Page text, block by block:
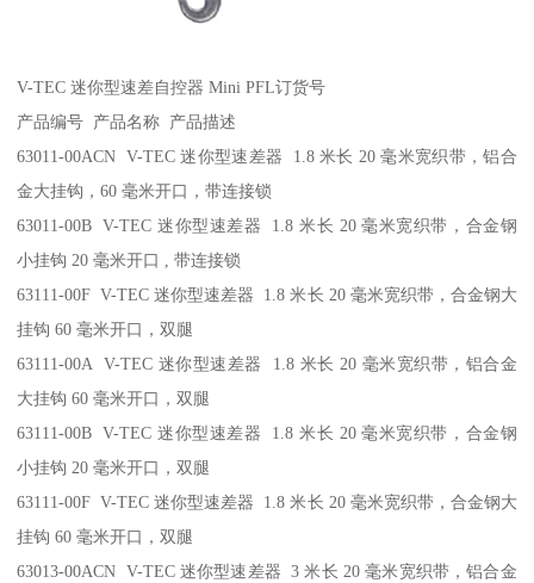
V-TEC 迷你型速差自控器 Mini PFL订货号
产品编号 产品名称 产品描述
63011-00ACN V-TEC 迷你型速差器 1.8 米长 20 毫米宽织带，铝合
金大挂钩，60 毫米开口，带连接锁
63011-00B V-TEC 迷你型速差器 1.8 米长 20 毫米宽织带，合金钢
小挂钩 20 毫米开口 , 带连接锁
63111-00F V-TEC 迷你型速差器 1.8 米长 20 毫米宽织带，合金钢大
挂钩 60 毫米开口，双腿
63111-00A V-TEC 迷你型速差器 1.8 米长 20 毫米宽织带，铝合金
大挂钩 60 毫米开口，双腿
63111-00B V-TEC 迷你型速差器 1.8 米长 20 毫米宽织带，合金钢
小挂钩 20 毫米开口，双腿
63111-00F V-TEC 迷你型速差器 1.8 米长 20 毫米宽织带，合金钢大
挂钩 60 毫米开口，双腿
63013-00ACN V-TEC 迷你型速差器 3 米长 20 毫米宽织带，铝合金